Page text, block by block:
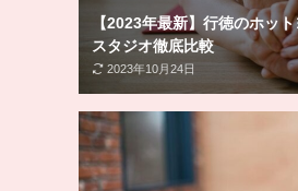
【2023年最新】行徳のホッ
スタジオ徹底比較
2023年10月24日